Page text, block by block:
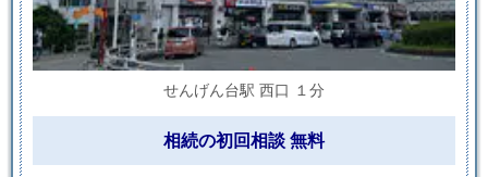
せんげん台駅 西口 １分
相続の初回相談 無料